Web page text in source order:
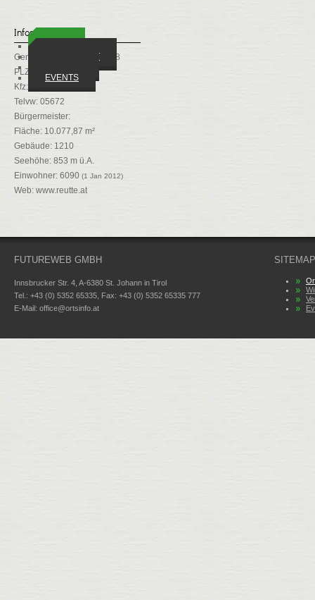
WIRTSCHAFT
EVENTS
Infos
Gemeindekennziffer: 70828
PLZ: 6600
Kfz: RE
Telvw: 05672
Bürgermeister:
Fläche: 10.077,87 m²
Gebäude: 1210
Seehöhe: 853 m ü.A.
Einwohner: 6090 (1 Jan 2012)
Web: www.reutte.at
FUTUREWEB GMBH
Innsbrucker Str. 4, A-6380 St. Johann in Tirol
Tel.: +43 (0) 5352 65335, Fax: +43 (0) 5352 65335 777
E-Mail: office@ortsinfo.at
SITEMAP